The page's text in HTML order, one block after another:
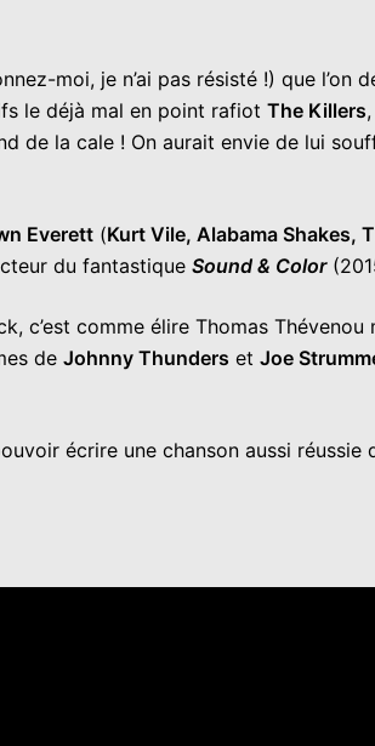
moi, je n’ai pas résisté !) que
le déjà mal en point rafiot The Killers
de la cale ! On aurait envie de lui
Everett (Kurt Vile, Alabama Shakes,
du fantastique Sound & Color
c’est comme élire Thomas
de Johnny Thunders et Joe
écrire une chanson aussi réussie